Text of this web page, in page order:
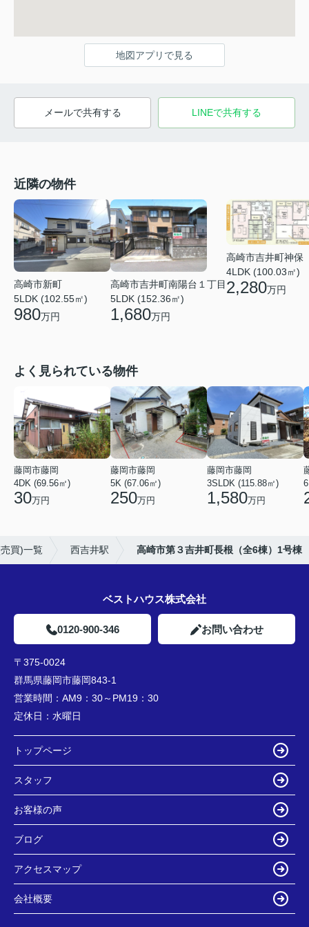
地図アプリで見る
メールで共有する LINEで共有する
近隣の物件
高崎市新町
5LDK (102.55㎡)
980万円
高崎市吉井町南陽台１丁目
5LDK (152.36㎡)
1,680万円
高崎市吉井町神保
4LDK (100.03㎡)
2,280万円
よく見られている物件
藤岡市藤岡
4DK (69.56㎡)
30万円
藤岡市藤岡
5K (67.06㎡)
250万円
藤岡市藤岡
3SLDK (115.88㎡)
1,580万円
買)一覧 西吉井駅 高崎市第３吉井町長根（全6棟）1号棟
ベストハウス株式会社
0120-900-346 お問い合わせ
〒375-0024
群馬県藤岡市藤岡843-1
営業時間： AM9：30～PM19：30
定休日： 水曜日
トップページ
スタッフ
お客様の声
ブログ
アクセスマップ
会社概要